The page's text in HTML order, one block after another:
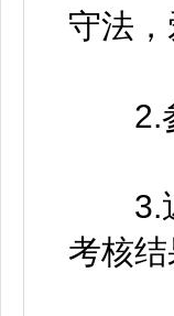
守法
2.参
3.近
考核结